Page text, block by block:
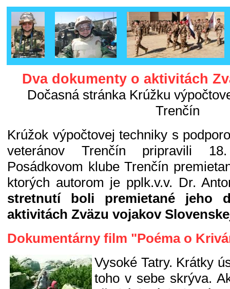
Dva dokumenty o aktivitách
Dočasná stránka Krúžku
Trenčín
Krúžok výpočtovej techniky s
veteránov Trenčín pripravili
Posádkovom klube Trenčín
ktorých autorom je pplk.v.v. Dr.
stretnutí boli premietané jeho
aktivitách Zväzu vojakov
Dokumentárny film "Poéma o
Vysoké Tatry. Krátky
toho v sebe skrýva.